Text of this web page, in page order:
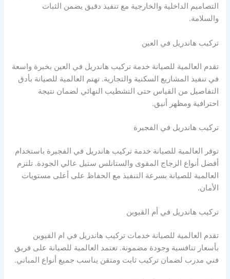
التصاميم الداخلية والخارجية مع تنفيذ دقيق يضمن الثبات
والسلامة.
تركيب هاندريل في العين
تقدم العالمية للصيانة خدمة تركيب هاندريل في العين بخبرة واسعة
في تنفيذ المشاريع السكنية والتجارية. تهتم العالمية للصيانة بأدق
التفاصيل من القياس حتى التشطيب النهائي لضمان نتيجة
احترافية ومظهر أنيق.
تركيب هاندريل في الفجيرة
توفر العالمية للصيانة خدمة تركيب هاندريل في الفجيرة باستخدام
أفضل أنواع الزجاج المقوى والستانلس ستيل عالي الجودة. تلتزم
العالمية للصيانة بسرعة التنفيذ مع الحفاظ على أعلى مستويات
الأمان.
تركيب هاندريل في أم القيوين
تقدم العالمية للصيانة خدمات تركيب هاندريل في ام القيوين
بأسعار تنافسية وجودة مضمونة. تعتمد العالمية للصيانة على فريق
فني مدرب لضمان تركيب ثابت ومتقن يناسب جميع أنواع المباني.